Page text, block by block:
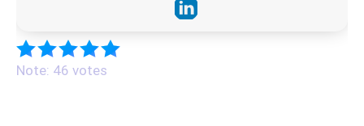
Note: 46 votes